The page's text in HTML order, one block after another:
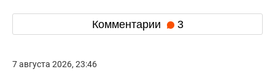
Комментарии 3
7 августа 2026, 23:46